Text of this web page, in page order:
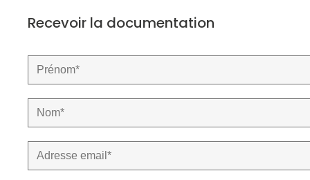
Recevoir la documentation